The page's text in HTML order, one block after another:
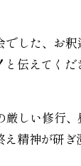
でした、お
伝えてくだ
厳しい修行
精神が研ぎ